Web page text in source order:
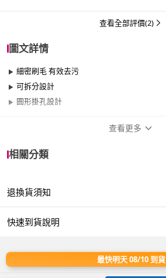
查看全部評價(2)
圖文詳情
細密刷毛 有效去污
可拆分設計
圓形掛孔設計
商品材質：聚丙烯/刷毛
商品尺寸：200x50x35mm
原產地：中國
查看更多
相關分類
退換貨須知
快速到貨說明
最快明天 08/10 到貨